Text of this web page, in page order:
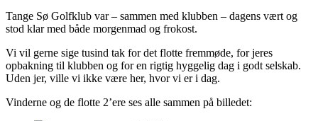
Tange Sø Golfklub var – sammen med klubben – dagens vært og
stod klar med både morgenmad og frokost.
Vi vil gerne sige tusind tak for det flotte fremmøde, for jeres
opbakning til klubben og for en rigtig hyggelig dag i godt selskab.
Uden jer, ville vi ikke være her, hvor vi er i dag.
Vinderne og de flotte 2’ere ses alle sammen på billedet: